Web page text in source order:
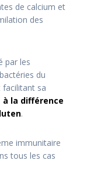
de calcium et
des
par les
du
facilitant sa
la différence
.
immunitaire
tous les cas